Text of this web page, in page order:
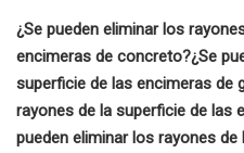
¿Se pueden eliminar los
encimeras de concreto?¿Se
superficie de las encimeras de
rayones de la superficie de las
pueden eliminar los rayones